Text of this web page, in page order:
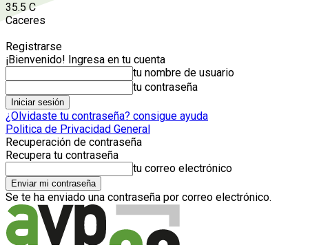
35.5 C
Caceres
Registrarse
¡Bienvenido! Ingresa en tu cuenta
tu nombre de usuario
tu contraseña
¿Olvidaste tu contraseña? consigue ayuda
Politica de Privacidad General
Recuperación de contraseña
Recupera tu contraseña
tu correo electrónico
Se te ha enviado una contraseña por correo electrónico.